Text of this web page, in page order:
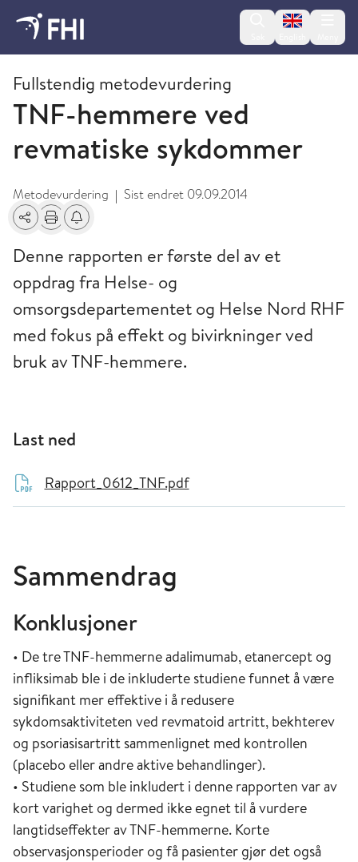
Change
2009 og eldre publikasjoner fra FHI
Fullstendig metodevurdering
TNF-hemmere ved
revmatiske sykdommer
Metodevurdering | Sist endret 09.09.2014
Del Skriv utFå varsel om endringer
Denne rapporten er første del av et
oppdrag fra Helse- og
omsorgsdepartementet og Helse Nord RHF
med fokus på effekt og bivirkninger ved
bruk av TNF-hemmere.
Last ned
Rapport_0612_TNF.pdf
Sammendrag
Konklusjoner
• De tre TNF-hemmerne adalimumab, etanercept og
infliksimab ble i de inkluderte studiene funnet å være
signifikant mer effektive i å redusere
sykdomsaktiviteten ved revmatoid artritt, bekhterev
og psoriasisartritt sammenlignet med kontrollen
(placebo eller andre aktive behandlinger).
• Studiene som ble inkludert i denne rapporten var av
kort varighet og dermed ikke egnet til å vurdere
langtidseffekter av TNF-hemmerne. Korte
observasjonsperioder og få pasienter gjør det også